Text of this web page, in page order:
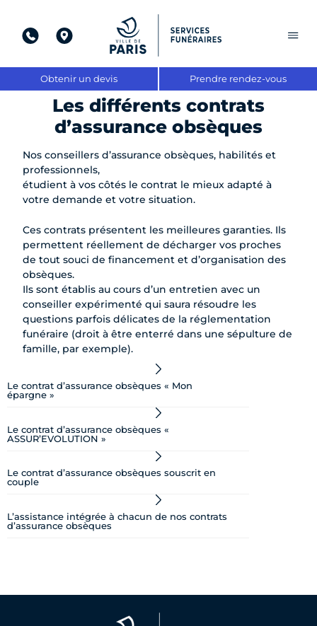
contenu
Obtenir un devis Prendre rendez-vous
Les différents contrats
d’assurance obsèques
Nos conseillers d’assurance obsèques, habilités et
professionnels,
étudient à vos côtés le contrat le mieux adapté à
votre demande et votre situation.
Ces contrats présentent les meilleures garanties. Ils
permettent réellement de décharger vos proches
de tout souci de financement et d’organisation des
obsèques.
Ils sont établis au cours d’un entretien avec un
conseiller expérimenté qui saura résoudre les
questions parfois délicates de la réglementation
funéraire (droit à être enterré dans une sépulture de
famille, par exemple).
Le contrat d’assurance obsèques « Mon
épargne »
Le contrat d’assurance obsèques «
ASSUR’EVOLUTION »
Le contrat d’assurance obsèques souscrit en
couple
L’assistance intégrée à chacun de nos contrats
d’assurance obsèques​